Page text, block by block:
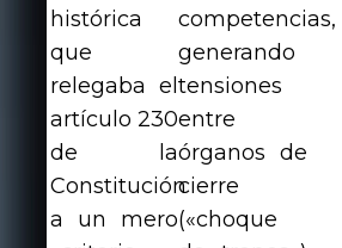
histórica
que
relegaba el
artículo 230
de la
Constitución
a un mero
competencias,
generando
tensiones
entre
órganos de
cierre
(«choque